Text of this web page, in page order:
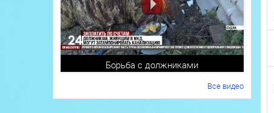
Борьба с должниками
Все видео